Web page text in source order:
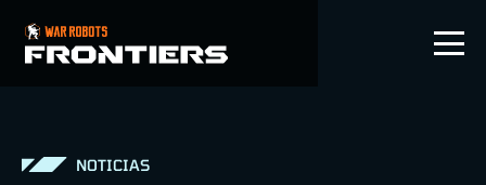
ES
NOTICIAS